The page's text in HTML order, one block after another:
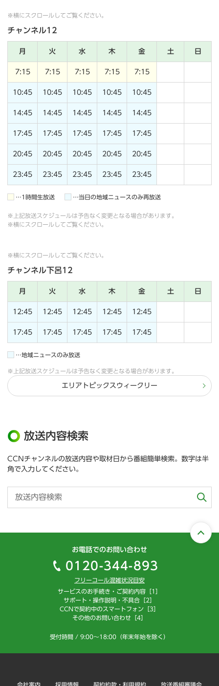
※横にスクロールしてご覧ください。
チャンネル12
月 火 水 木 金 土 日
7:15 7:15 7:15 7:15 7:15
10:45 10:45 10:45 10:45 10:45
14:45 14:45 14:45 14:45 14:45
17:45 17:45 17:45 17:45 17:45
20:45 20:45 20:45 20:45 20:45
23:45 23:45 23:45 23:45 23:45
…1時間生放送 …当日の地域ニュースのみ再放送
※上記放送スケジュールは予告なく変更となる場合があります。
※横にスクロールしてご覧ください。
※横にスクロールしてご覧ください。
チャンネル下呂12
月 火 水 木 金 土 日
12:45 12:45 12:45 12:45 12:45
17:45 17:45 17:45 17:45 17:45
…地域ニュースのみ放送
※上記放送スケジュールは予告なく変更となる場合があります。
エリアトピックスウィークリー
放送内容検索
CCNチャンネルの放送内容や取材日から番組簡単検索。数字は半
角で入力してください。
お電話でのお問い合わせ
0120-344-893
フリーコール混雑状況目安
サービスのお手続き・ご契約内容［1］
サポート・操作説明・不具合［2］
CCNで契約中のスマートフォン［3］
その他のお問い合わせ［4］
受付時間 / 9:00～18:00（年末年始を除く）
会社案内 採用情報 契約約款・利用規約 放送番組審議会